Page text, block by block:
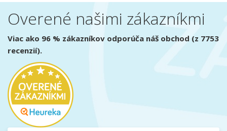
Overené našimi zákazníkmi
Viac ako 96 % zákazníkov odporúča náš obchod (z 7753
recenzií).